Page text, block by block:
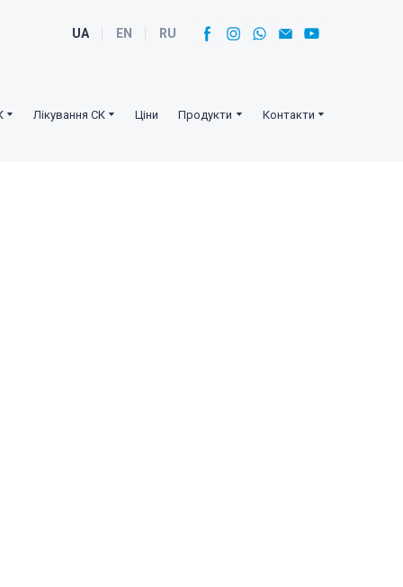
UA EN RU
Лікування СК Ціни Продукти Контакти